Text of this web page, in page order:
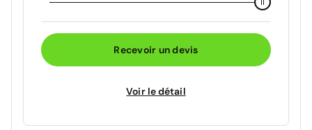
Recevoir un devis
Voir le détail